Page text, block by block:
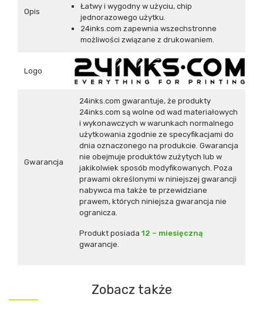
Opis
Łatwy i wygodny w użyciu, chip
jednorazowego użytku.
24inks.com zapewnia wszechstronne
możliwości związane z drukowaniem.
Logo
Gwarancja
24inks.com gwarantuje, że produkty
24inks.com są wolne od wad materiałowych
i wykonawczych w warunkach normalnego
użytkowania zgodnie ze specyfikacjami do
dnia oznaczonego na produkcie. Gwarancja
nie obejmuje produktów zużytych lub w
jakikolwiek sposób modyfikowanych. Poza
prawami określonymi w niniejszej gwarancji
nabywca ma także te przewidziane
prawem, których niniejsza gwarancja nie
ogranicza.
Produkt posiada 12 – miesięczną
gwarancje.
Zobacz także